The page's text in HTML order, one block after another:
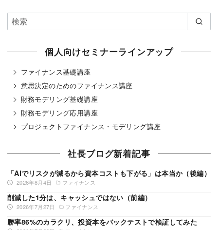
個人向けセミナーラインアップ
ファイナンス基礎講座
意思決定のためのファイナンス講座
財務モデリング基礎講座
財務モデリング応用講座
プロジェクトファイナンス・モデリング講座
社長ブログ新着記事
2026年8月4日 ファイナンス
「AIでリスクが減るから資本コストも下がる」は本当か（後編）
2026年7月27日 ファイナンス
削減した1分は、キャッシュではない（前編）
勝率86%のカラクリ、投資本をバックテストで検証してみた